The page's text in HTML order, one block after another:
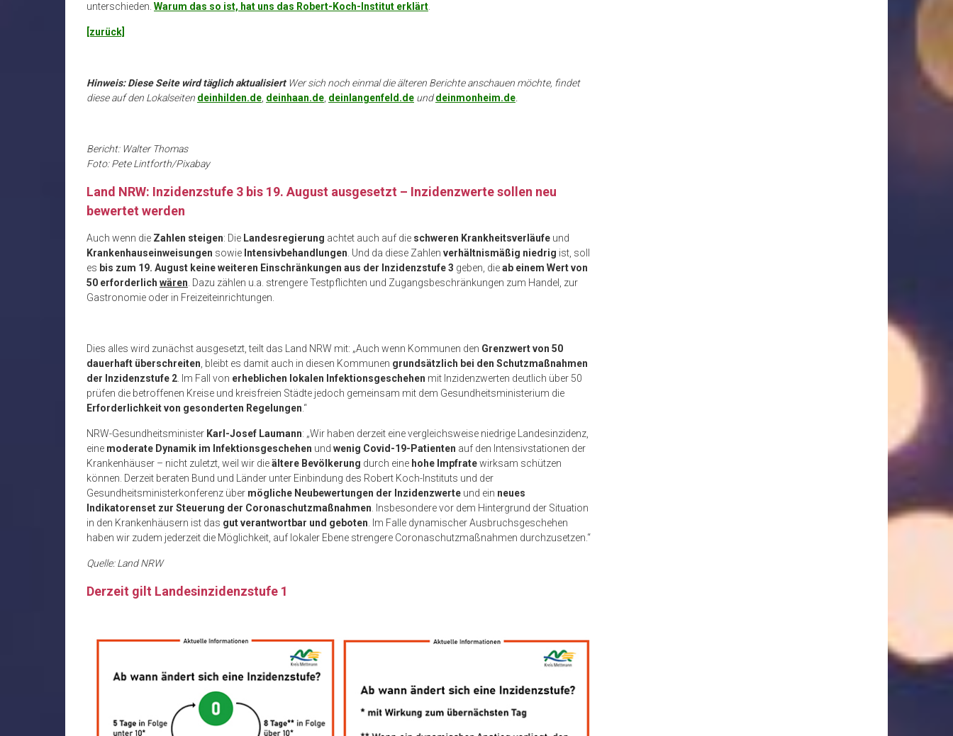
unterschieden. Warum das so ist, hat uns das Robert-Koch-Institut erklärt
[zurück]
Hinweis: Diese Seite wird täglich aktualisiert Wer sich noch einmal die älteren Berichte anschauen möchte, findet
diese auf den Lokalseiten deinhilden.de deinhaan.de deinlangenfeld.de unddeinmonheim.de
Bericht: Walter Thomas
Foto: Pete Lintforth/Pixabay
Land NRW: Inzidenzstufe 3 bis 19. August ausgesetzt – Inzidenzwerte sollen neu
bewertet werden
Auch wenn die Zahlen steigen: Die Landesregierung achtet auch auf die schweren Krankheitsverläufe und
Krankenhauseinweisungen sowie Intensivbehandlungen . Und da diese Zahlen verhältnismäßig niedrig ist, soll
es bis zum 19. August keine weiteren Einschränkungen aus der Inzidenzstufe 3 geben, dieab einem Wert von
50 erforderlich wären . Dazu zählen u.a. strengere Testpflichten und Zugangsbeschränkungen zum Handel, zur
Gastronomie oder in Freizeiteinrichtungen.
Dies alles wird zunächst ausgesetzt, teilt das Land NRW mit: „Auch wenn Kommunen den Grenzwert von 50
dauerhaft überschreiten , bleibt es damit auch in diesen Kommunen grundsätzlich bei den Schutzmaßnahmen
der Inzidenzstufe 2 . Im Fall von erheblichen lokalen Infektionsgeschehen mit Inzidenzwerten deutlich über 50
prüfen die betroffenen Kreise und kreisfreien Städte jedoch gemeinsam mit dem Gesundheitsministerium die
Erforderlichkeit von gesonderten Regelungen .“
NRW-Gesundheitsminister Karl-Josef Laumann: „Wir haben derzeit eine vergleichsweise niedrige Landesinzidenz,
eine moderate Dynamik im Infektionsgeschehen und wenig Covid-19-Patienten auf den Intensivstationen der
Krankenhäuser – nicht zuletzt, weil wir dieältere Bevölkerung durch eine hohe Impfratewirksam schützen
können. Derzeit beraten Bund und Länder unter Einbindung des Robert Koch-Instituts und der
Gesundheitsministerkonferenz über mögliche Neubewertungen der Inzidenzwerte und ein neues
Indikatorenset zur Steuerung der Coronaschutzmaßnahmen . Insbesondere vor dem Hintergrund der Situation
in den Krankenhäusern ist das gut verantwortbar und geboten . Im Falle dynamischer Ausbruchsgeschehen
haben wir zudem jederzeit die Möglichkeit, auf lokaler Ebene strengere Coronaschutzmaßnahmen durchzusetzen.“
Quelle: Land NRW
Derzeit gilt Landesinzidenzstufe 1